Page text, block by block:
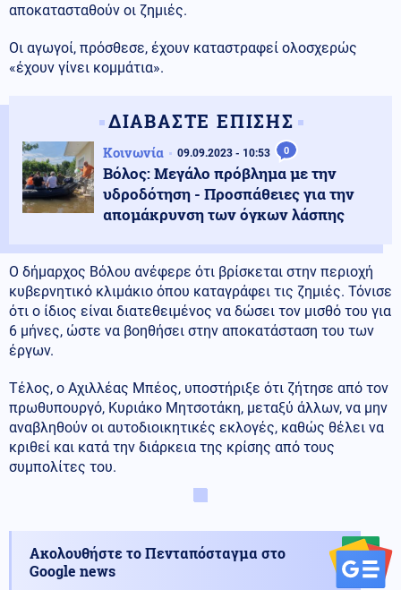
αποκατασταθούν οι ζημιές.
Οι αγωγοί, πρόσθεσε, έχουν καταστραφεί ολοσχερώς
«έχουν γίνει κομμάτια».
ΔΙΑΒΑΣΤΕ ΕΠΙΣΗΣ
Κοινωνία 09.09.2023 - 10:53 0
Βόλος: Μεγάλο πρόβλημα με την
υδροδότηση - Προσπάθειες για την
απομάκρυνση των όγκων λάσπης
Ο δήμαρχος Βόλου ανέφερε ότι βρίσκεται στην περιοχή
κυβερνητικό κλιμάκιο όπου καταγράφει τις ζημιές. Τόνισε
ότι ο ίδιος είναι διατεθειμένος να δώσει τον μισθό του για
6 μήνες, ώστε να βοηθήσει στην αποκατάσταση του των
έργων.
Τέλος, ο Αχιλλέας Μπέος, υποστήριξε ότι ζήτησε από τον
πρωθυπουργό, Κυριάκο Μητσοτάκη, μεταξύ άλλων, να μην
αναβληθούν οι αυτοδιοικητικές εκλογές, καθώς θέλει να
κριθεί και κατά την διάρκεια της κρίσης από τους
συμπολίτες του.
Ακολουθήστε το Πενταπόσταγμα στο
Google news